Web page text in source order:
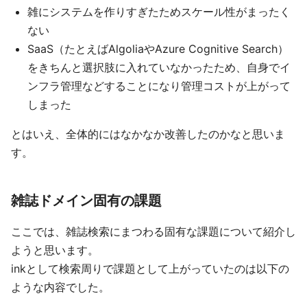
雑にシステムを作りすぎたためスケール性がまったく
ない
SaaS（たとえばAlgoliaやAzure Cognitive Search）
をきちんと選択肢に入れていなかったため、自身でイ
ンフラ管理などすることになり管理コストが上がって
しまった
とはいえ、全体的にはなかなか改善したのかなと思いま
す。
雑誌ドメイン固有の課題
ここでは、雑誌検索にまつわる固有な課題について紹介し
ようと思います。
inkとして検索周りで課題として上がっていたのは以下の
ような内容でした。